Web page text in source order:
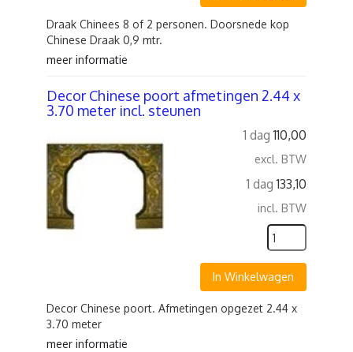
Draak Chinees 8 of 2 personen. Doorsnede kop
Chinese Draak 0,9 mtr.
meer informatie
Decor Chinese poort afmetingen 2.44 x
3.70 meter incl. steunen
1 dag 110,00
excl. BTW
1 dag 133,10
incl. BTW
In Winkelwagen
Decor Chinese poort. Afmetingen opgezet 2.44 x
3.70 meter
meer informatie